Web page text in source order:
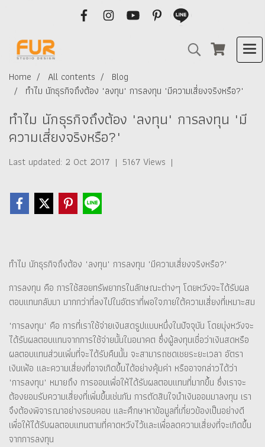
Home All contents
Blog
ทำไม นักธุรกิจถึงต้อง "ลงทุน" การลงทุน "มีความเสี่ยงจริงหรือ?"
ทำไม นักธุรกิจถึงต้อง "ลงทุน" การลงทุน "มี
ความเสี่ยงจริงหรือ?"
Last updated: 2 Oct 2017 | 5167 Views |
ทำไม นักธุรกิจถึงต้อง "ลงทุน" การลงทุน "มีความเสี่ยงจริงหรือ?"
การลงทุน คือ การใช้สอยทรัพยากรในลักษณะต่างๆ โดยหวังจะได้รับผล
ตอบแทนกลับมา มากกว่าที่ลงไปในอัตราที่พอใจภายใต้ความเสี่ยงที่เหมาะสม
"การลงทุน" คือ การที่เราใช้จ่ายเงินสดรูปแบบหนึ่งในปัจจุบัน โดยมุ่งหวังจะ
ได้รับผลตอบแทนจากการใช้จ่ายนั้นในอนาคต ซึ่งผู้ลงทุนเชื่อว่าเงินสดหรือ
ผลตอบแทนส่วนเพิ่มที่จะได้รับคืนนั้น จะสามารถชดเชยระยะเวลา อัตรา
เงินเฟ้อ และความเสี่ยงที่อาจเกิดขึ้นได้อย่างคุ้มค่า หรืออาจกล่าวได้ว่า
"การลงทุน" หมายถึง การออมเพื่อให้ได้รับผลตอบแทนที่มากขึ้น ซึ่งเราจะ
ต้องยอมรับความเสี่ยงที่เพิ่มขึ้นเช่นกัน การตัดสินใจนำเงินออมมาลงทุน เรา
จึงต้องพิจารณาอย่างรอบคอบ และศึกษาหาข้อมูลที่เกี่ยวข้องเป็นอย่างดี
เพื่อให้ได้รับผลตอบแทนตามที่คาดหวังไว้และเพื่อลดความเสี่ยงที่จะเกิดขึ้น
จากการลงทุน